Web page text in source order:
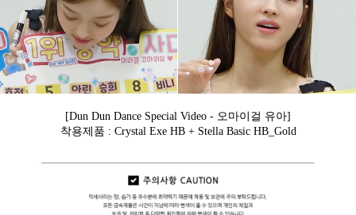
[Dun Dun Dance Special Video - 오마이걸 유아]
착용제품 : Crystal Exe HB + Stella Basic HB_Gold